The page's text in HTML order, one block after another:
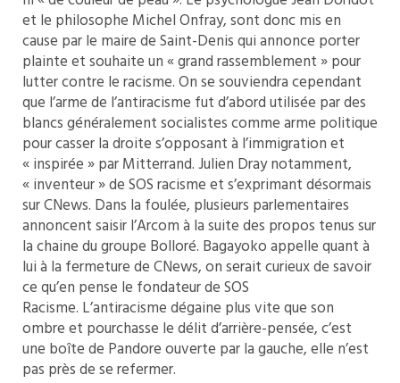
et le philosophe Michel Onfray, sont donc mis en
cause par le maire de Saint-Denis qui annonce porter
plainte et souhaite un « grand rassemblement » pour
lutter contre le racisme. On se souviendra cependant
que l’arme de l’antiracisme fut d’abord utilisée par des
blancs généralement socialistes comme arme politique
pour casser la droite s’opposant à l’immigration et
« inspirée » par Mitterrand. Julien Dray notamment,
« inventeur » de SOS racisme et s’exprimant désormais
sur CNews. Dans la foulée, plusieurs parlementaires
annoncent saisir l’Arcom à la suite des propos tenus sur
la chaine du groupe Bolloré. Bagayoko appelle quant à
lui à la fermeture de CNews, on serait curieux de savoir
ce qu’en pense le fondateur de SOS
Racisme. L’antiracisme dégaine plus vite que son
ombre et pourchasse le délit d’arrière-pensée, c’est
une boîte de Pandore ouverte par la gauche, elle n’est
pas près de se refermer.